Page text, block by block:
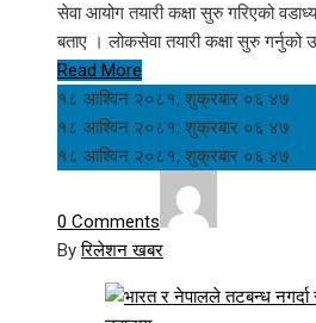
सेवा आयोग तयारी कक्षा सुरु गरिएको
बताए । लोकसेवा तयारी कक्षा सुरु गर्नुको
Read More
१८ आश्विन २०८१, शुक्रबार ०६:४७
१८ आश्विन २०८१, शुक्रबार ०६:४७
१८ आश्विन २०८१, शुक्रबार ०६:४७
0 Comments
Byरिलेशन खबर